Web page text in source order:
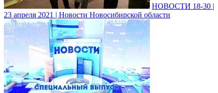
НОВОСТИ 18-30 |
23 апреля 2021 | Новости Новосибирской области